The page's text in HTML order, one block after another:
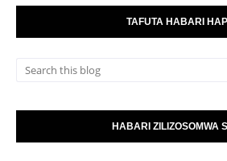
TAFUTA HABARI
HABARI ZILIZOSOMWA